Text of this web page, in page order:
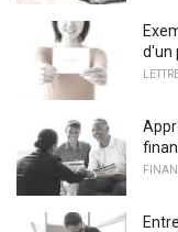
d'un